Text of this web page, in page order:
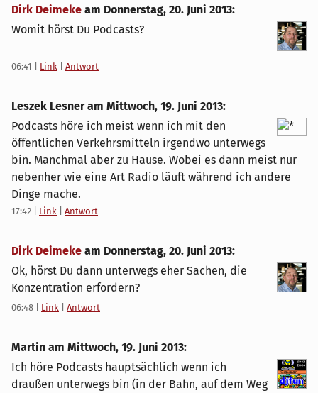
Dirk Deimeke am Donnerstag, 20. Juni 2013:
Womit hörst Du Podcasts?
06:41 Link Antwort
Leszek Lesner am Mittwoch, 19. Juni 2013:
Podcasts höre ich meist wenn ich mit den
öffentlichen Verkehrsmitteln irgendwo unterwegs
bin. Manchmal aber zu Hause. Wobei es dann meist nur
nebenher wie eine Art Radio läuft während ich andere
Dinge mache.
17:42 Link Antwort
Dirk Deimeke am Donnerstag, 20. Juni 2013:
Ok, hörst Du dann unterwegs eher Sachen, die
Konzentration erfordern?
06:48 Link Antwort
Martin am Mittwoch, 19. Juni 2013:
Ich höre Podcasts hauptsächlich wenn ich
draußen unterwegs bin (in der Bahn, auf dem Weg